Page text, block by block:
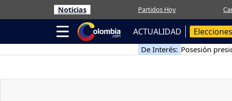
Noticias Partidos Hoy
ACTUALIDAD
De Interés: Posesión